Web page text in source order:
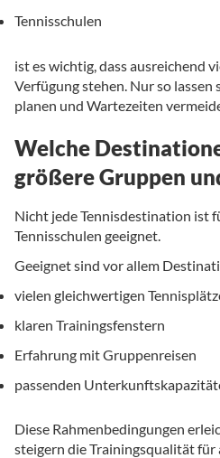
Tennisschulen
ist es wichtig, dass ausreichend
Verfügung stehen. Nur so
planen und Wartezeiten
Welche
größere Gruppen
Nicht jede Tennisdestination ist
Tennisschulen geeignet.
Geeignet sind vor allem
vielen gleichwertigen
klaren Trainingsfenstern
Erfahrung mit Gruppenreisen
passenden
Diese Rahmenbedingungen
steigern die Trainingsqualität für